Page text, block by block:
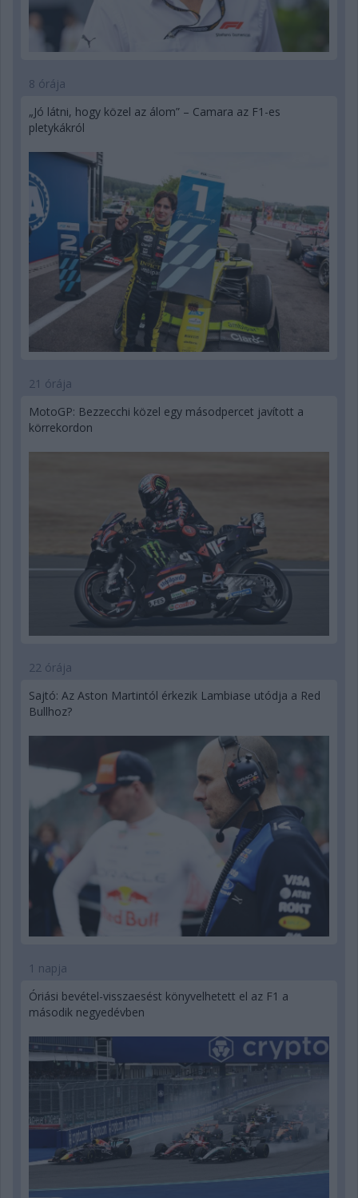
8 órája
„Jó látni, hogy közel az álom” – Camara az F1-es
pletykákról
21 órája
MotoGP: Bezzecchi közel egy másodpercet javított a
körrekordon
22 órája
Sajtó: Az Aston Martintól érkezik Lambiase utódja a Red
Bullhoz?
1 napja
Óriási bevétel-visszaesést könyvelhetett el az F1 a
második negyedévben